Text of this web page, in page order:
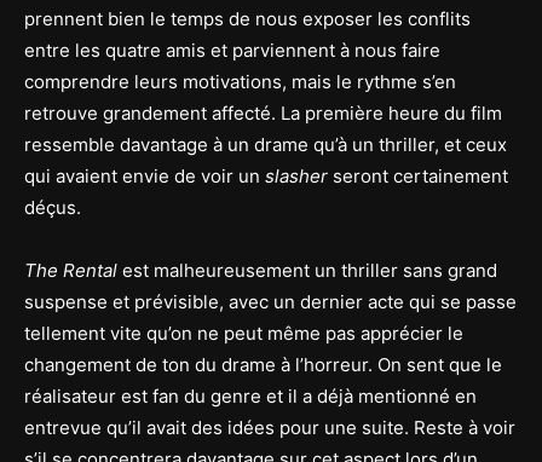
prennent bien le temps de nous exposer les conflits
entre les quatre amis et parviennent à nous faire
comprendre leurs motivations, mais le rythme s’en
retrouve grandement affecté. La première heure du film
ressemble davantage à un drame qu’à un thriller, et ceux
qui avaient envie de voir un slasher seront certainement
déçus.
The Rental est malheureusement un thriller sans grand
suspense et prévisible, avec un dernier acte qui se passe
tellement vite qu’on ne peut même pas apprécier le
changement de ton du drame à l’horreur. On sent que le
réalisateur est fan du genre et il a déjà mentionné en
entrevue qu’il avait des idées pour une suite. Reste à voir